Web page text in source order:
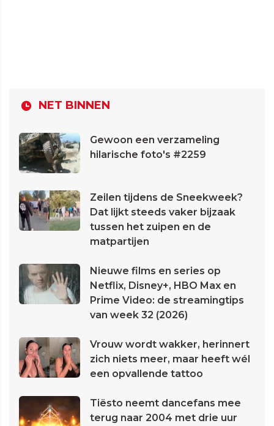
NET BINNEN
Gewoon een verzameling
hilarische foto's #2259
Zeilen tijdens de Sneekweek?
Dat lijkt steeds vaker bijzaak
tussen het zuipen en de
matpartijen
Nieuwe films en series op
Netflix, Disney+, HBO Max en
Prime Video: de streamingtips
van week 32 (2026)
Vrouw wordt wakker, herinnert
zich niets meer, maar heeft wél
een opvallende tattoo
Tiësto neemt dancefans mee
terug naar 2004 met drie uur